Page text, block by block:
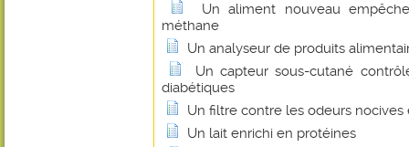
Un aliment nouveau
méthane
Un analyseur de produits
Un capteur sous-cutané
diabétiques
Un filtre contre les odeurs nocives
Un lait enrichi en protéines